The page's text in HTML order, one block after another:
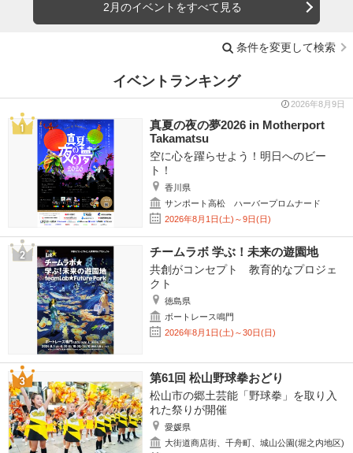
2月のイベントをすべて見る
条件を変更して検索
イベントランキング
2026年8月9日
真夏の夜の夢2026 in Motherport
Takamatsu
空に心を躍らせよう！明日へのビー
ト！
香川県
サンポート高松 ハーバープロムナード
2026年8月1日(土)～9日(日)
チームラボ 学ぶ！未来の遊園地
共創がコンセプト 教育的なプロジェ
クト
徳島県
ボートレース鳴門
2026年8月1日(土)～30日(日)
第61回 松山野球拳おどり
松山市の郷土芸能「野球拳」を取り入
れた祭りが開催
愛媛県
大街道商店街、千舟町、城山公園(堀之内地区)